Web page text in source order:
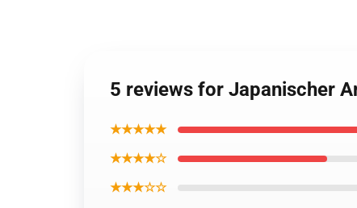
5 reviews for Japanischer
★★★★★
★★★★☆
★★★☆☆